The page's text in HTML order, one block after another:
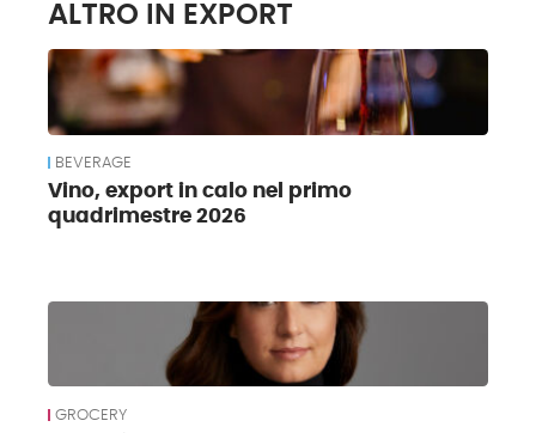
ALTRO IN EXPORT
BEVERAGE
Vino, export in calo nel primo
quadrimestre 2026
GROCERY